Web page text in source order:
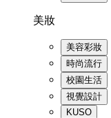
美妝
美容彩妝
時尚流行
校園生活
視覺設計
KUSO